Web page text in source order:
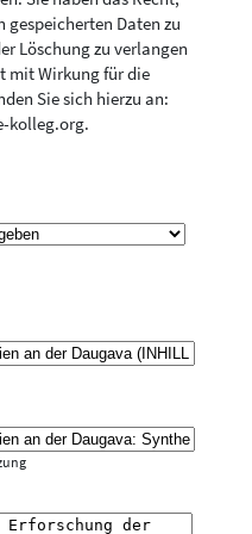
gespeicherten Daten zu
Löschung zu verlangen
mit Wirkung für die
Sie sich hierzu an:
kolleg.org.